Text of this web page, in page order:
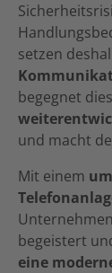
setzen
begegnet
und macht
Mit einem
begeistert
eine